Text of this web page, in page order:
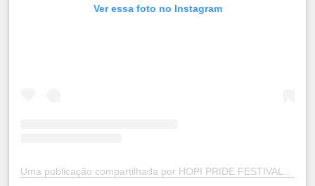
Ver essa foto no Instagram
Uma publicação compartilhada por HOPI PRIDE FESTIVAL (@hopipridefestival)